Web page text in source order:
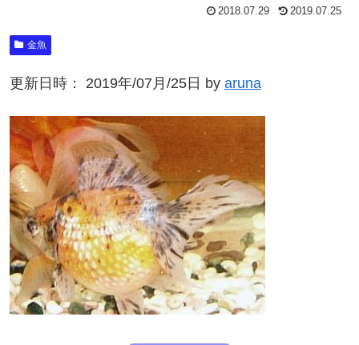
2018.07.29 2019.07.25
金魚
更新日時： 2019年/07月/25日 by aruna